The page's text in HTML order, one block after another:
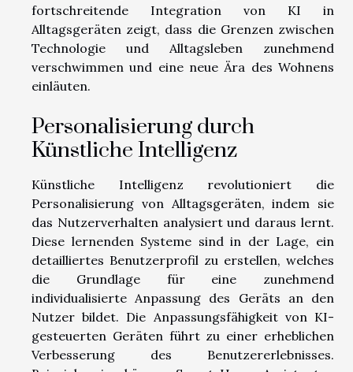
fortschreitende Integration von KI in
Alltagsgeräten zeigt, dass die Grenzen zwischen
Technologie und Alltagsleben zunehmend
verschwimmen und eine neue Ära des Wohnens
einläuten.
Personalisierung durch
Künstliche Intelligenz
Künstliche Intelligenz revolutioniert die
Personalisierung von Alltagsgeräten, indem sie
das Nutzerverhalten analysiert und daraus lernt.
Diese lernenden Systeme sind in der Lage, ein
detailliertes Benutzerprofil zu erstellen, welches
die Grundlage für eine zunehmend
individualisierte Anpassung des Geräts an den
Nutzer bildet. Die Anpassungsfähigkeit von KI-
gesteuerten Geräten führt zu einer erheblichen
Verbesserung des Benutzererlebnisses.